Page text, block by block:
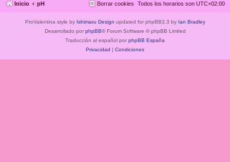
Inicio pH Todos los horarios son UTC+02:00
Borrar cookies
ProValentina style by Ishimaru Design updated for phpBB3.3 by Ian Bradley
Desarrollado por phpBB® Forum Software © phpBB Limited
Traducción al español por phpBB España
Privacidad | Condiciones